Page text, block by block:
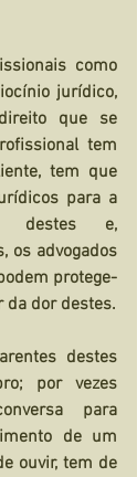
como
jurídico,
que se
tem
tem que
para a
destes e,
os advogados
protege-
da dor destes.
destes
por vezes
para
de um
ouvir, tem de